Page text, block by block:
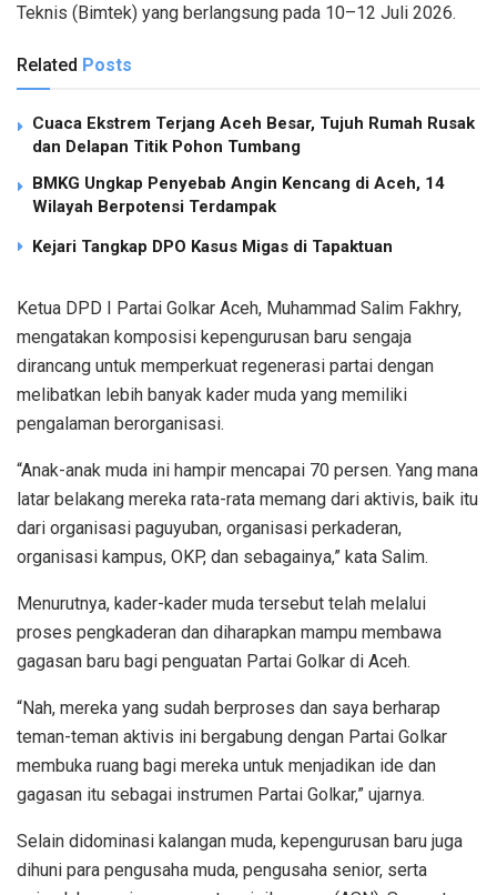
Teknis (Bimtek) yang berlangsung pada 10–12 Juli 2026.
Related Posts
Cuaca Ekstrem Terjang Aceh Besar, Tujuh Rumah Rusak
dan Delapan Titik Pohon Tumbang
BMKG Ungkap Penyebab Angin Kencang di Aceh, 14
Wilayah Berpotensi Terdampak
Kejari Tangkap DPO Kasus Migas di Tapaktuan
Ketua DPD I Partai Golkar Aceh, Muhammad Salim Fakhry,
mengatakan komposisi kepengurusan baru sengaja
dirancang untuk memperkuat regenerasi partai dengan
melibatkan lebih banyak kader muda yang memiliki
pengalaman berorganisasi.
“Anak-anak muda ini hampir mencapai 70 persen. Yang mana
latar belakang mereka rata-rata memang dari aktivis, baik itu
dari organisasi paguyuban, organisasi perkaderan,
organisasi kampus, OKP, dan sebagainya,” kata Salim.
Menurutnya, kader-kader muda tersebut telah melalui
proses pengkaderan dan diharapkan mampu membawa
gagasan baru bagi penguatan Partai Golkar di Aceh.
“Nah, mereka yang sudah berproses dan saya berharap
teman-teman aktivis ini bergabung dengan Partai Golkar
membuka ruang bagi mereka untuk menjadikan ide dan
gagasan itu sebagai instrumen Partai Golkar,” ujarnya.
Selain didominasi kalangan muda, kepengurusan baru juga
dihuni para pengusaha muda, pengusaha senior, serta